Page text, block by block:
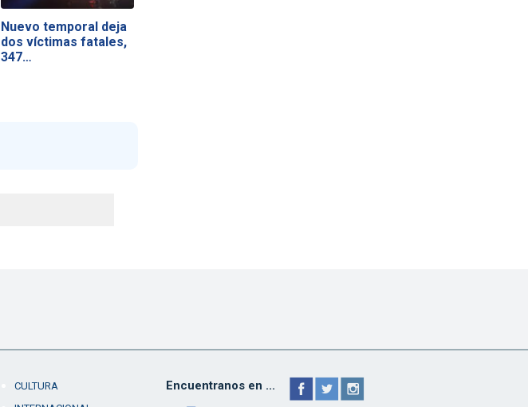
Nuevo temporal deja
dos víctimas fatales,
347…
CULTURA
Encuentranos en ...